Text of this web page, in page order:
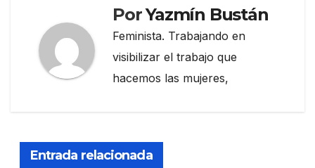
PorYazmín Bustán
Feminista. Trabajando en
visibilizar el trabajo que
hacemos las mujeres,
Entrada relacionada